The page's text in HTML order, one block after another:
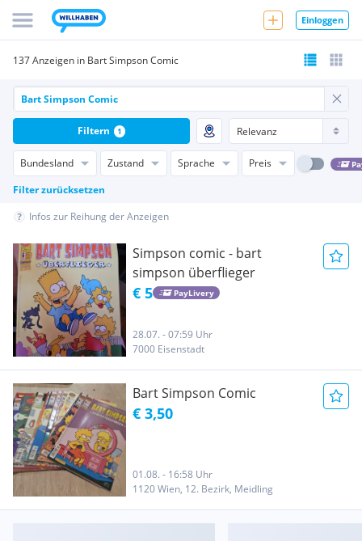
Einloggen
137 Anzeigen in Bart Simpson Comic
Bundesland Zustand Sprache Preis
Filter zurücksetzen
Filtern 1
Infos zur Reihung der Anzeigen
Simpson comic - bart
simpson überflieger
€ 5 PayLivery
28.07. - 07:59 Uhr
7000 Eisenstadt
Bart Simpson Comic
€ 3,50
01.08. - 16:58 Uhr
1120 Wien, 12. Bezirk, Meidling